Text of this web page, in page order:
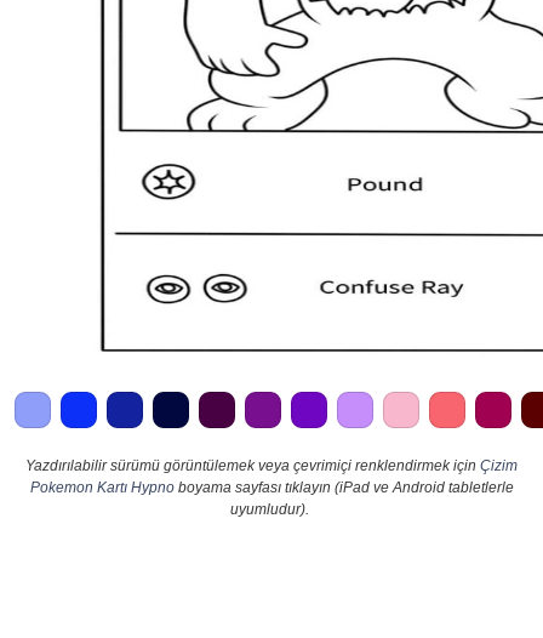
Yazdırılabilir sürümü görüntülemek veya çevrimiçi renklendirmek için Çizim
Pokemon Kartı Hypnoboyama sayfası tıklayın (iPad ve Android tabletlerle
uyumludur).